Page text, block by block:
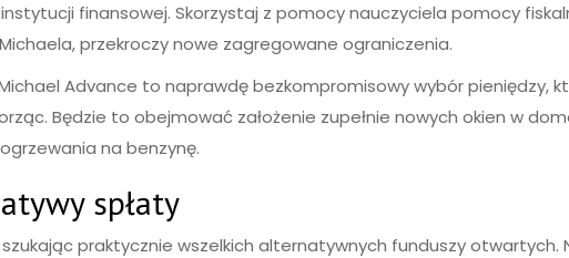
finansowej. Skorzystaj z pomocy nauczyciela pomocy
przekroczy nowe zagregowane ograniczenia.
Advance to naprawdę bezkompromisowy wybór pieniędzy,
Będzie to obejmować założenie zupełnie nowych okien w
na benzynę.
spłaty
praktycznie wszelkich alternatywnych funduszy otwartych.